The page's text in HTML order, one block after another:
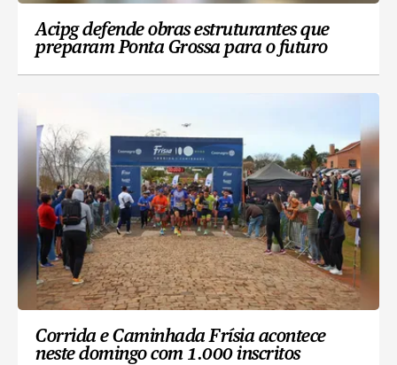
Acipg defende obras estruturantes que
preparam Ponta Grossa para o futuro
Corrida e Caminhada Frísia acontece
neste domingo com 1.000 inscritos